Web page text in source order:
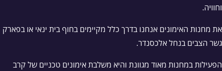
וחוויה.
את מחנות האימונים אנחנו בדרך כלל מקיימים בחוף בית ינאי או בפארק
גשר הצבים בנחל אלכסנדר.
הפעילות במחנות מאוד מגוונת והיא משלבת אימונים טכניים של קרב